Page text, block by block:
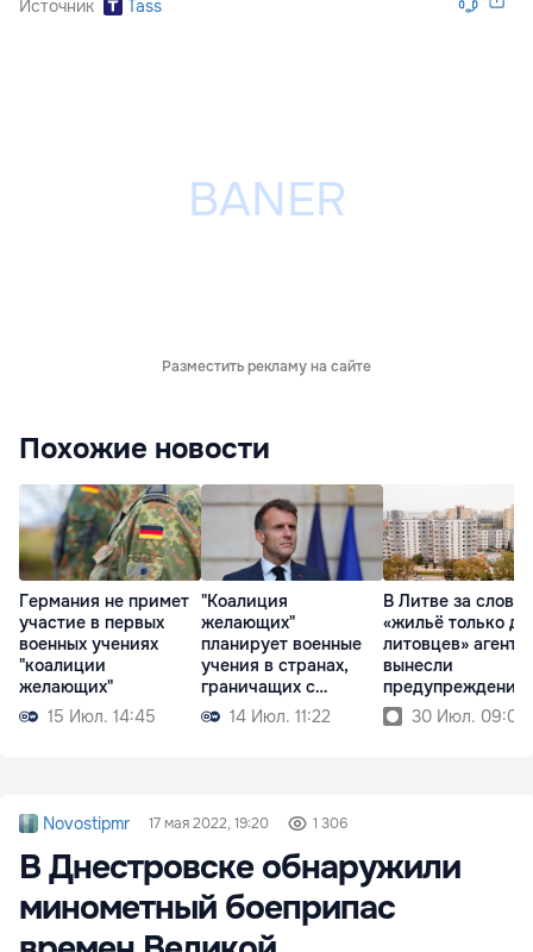
Источник Tass
Разместить рекламу на сайте
Похожие новости
Германия не примет
участие в первых
военных учениях
"коалиции
желающих"
15 Июл. 14:45
"Коалиция
желающих"
планирует военные
учения в странах,
граничащих с
Украиной
14 Июл. 11:22
В Литве за слова
«жильё только
литовцев» агенту
вынесли
предупреждение
30 Июл. 09:02
Novostipmr 17 мая 2022, 19:20 1 306
В Днестровске обнаружили
минометный боеприпас